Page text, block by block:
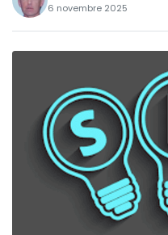
6 novembre 2025